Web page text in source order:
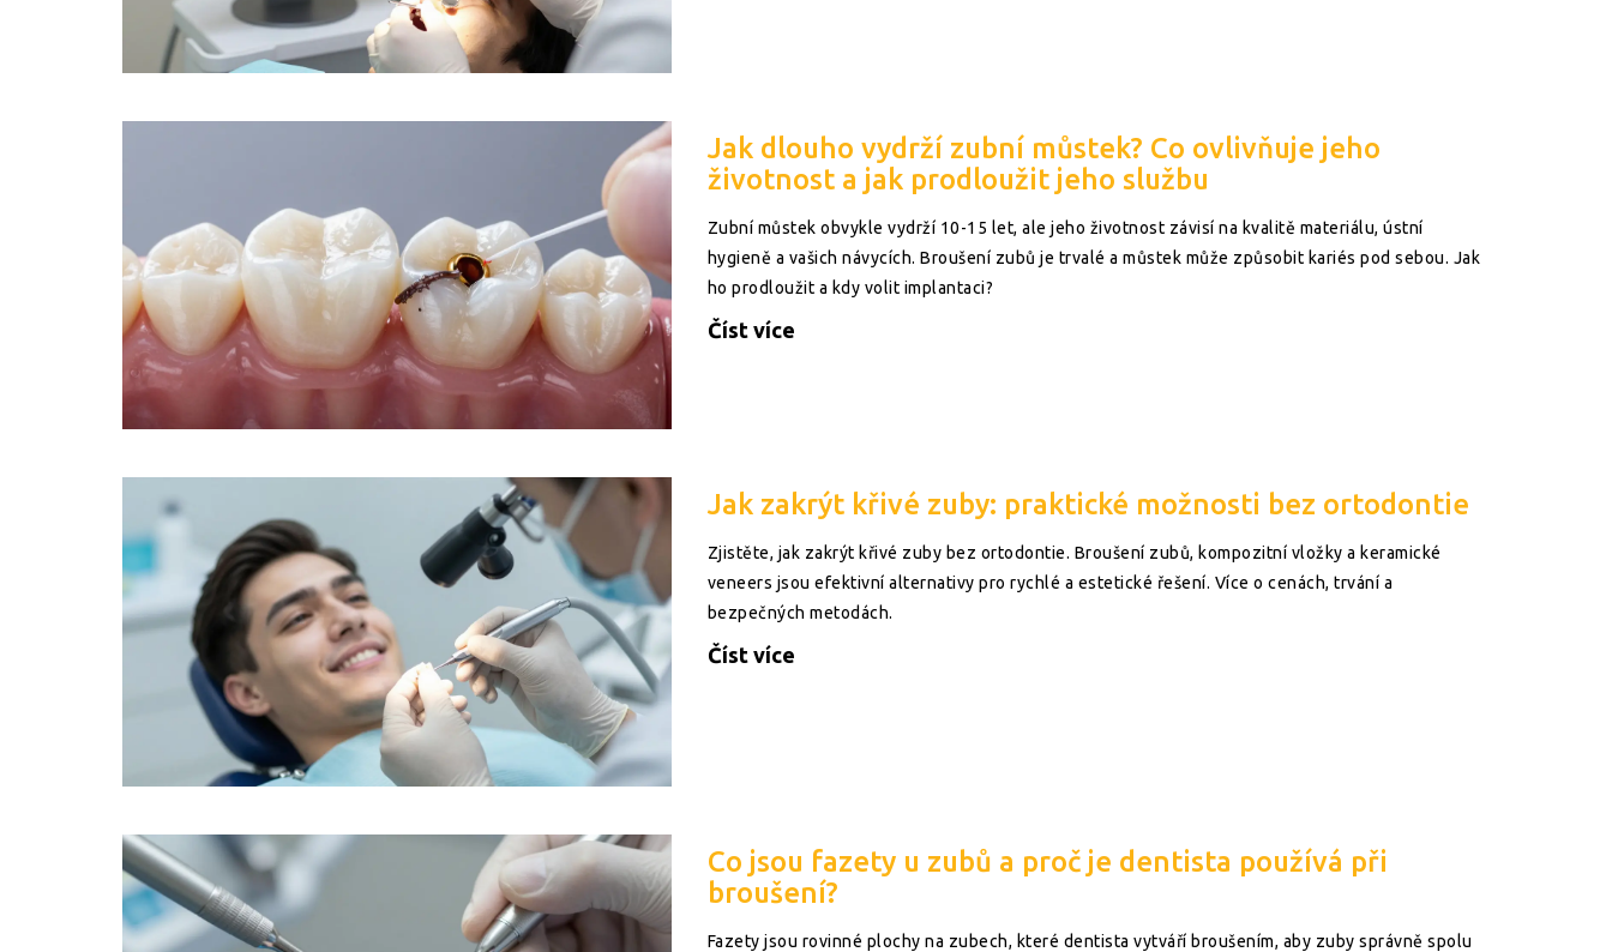
Jak dlouho vydrží zubní můstek? Co ovlivňuje jeho
životnost a jak prodloužit jeho službu
Zubní můstek obvykle vydrží 10-15 let, ale jeho životnost závisí na kvalitě materiálu, ústní
hygieně a vašich návycích. Broušení zubů je trvalé a můstek může způsobit kariés pod sebou. Jak
ho prodloužit a kdy volit implantaci?
Číst více
Jak zakrýt křivé zuby: praktické možnosti bez ortodontie
Zjistěte, jak zakrýt křivé zuby bez ortodontie. Broušení zubů, kompozitní vložky a keramické
veneers jsou efektivní alternativy pro rychlé a estetické řešení. Více o cenách, trvání a
bezpečných metodách.
Číst více
Co jsou fazety u zubů a proč je dentista používá při
broušení?
Fazety jsou rovinné plochy na zubech, které dentista vytváří broušením, aby zuby správně spolu